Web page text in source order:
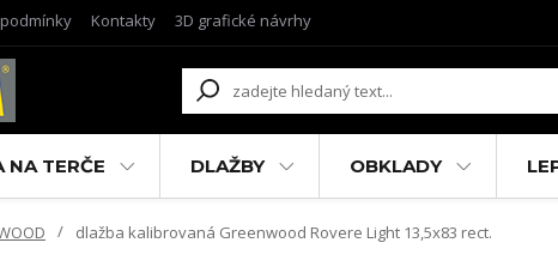
Kontakty 3D grafické návrhy
TERČE DLAŽBY OBKLADY
dlažba kalibrovaná Greenwood Rovere Light 13,5x83 rect.